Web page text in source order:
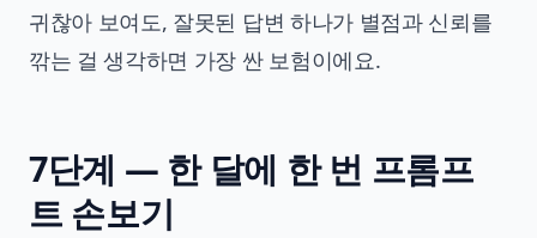
귀찮아 보여도, 잘못된 답변 하나가 별점과 신뢰를
깎는 걸 생각하면 가장 싼 보험이에요.
7단계 — 한 달에 한 번 프롬프
트 손보기